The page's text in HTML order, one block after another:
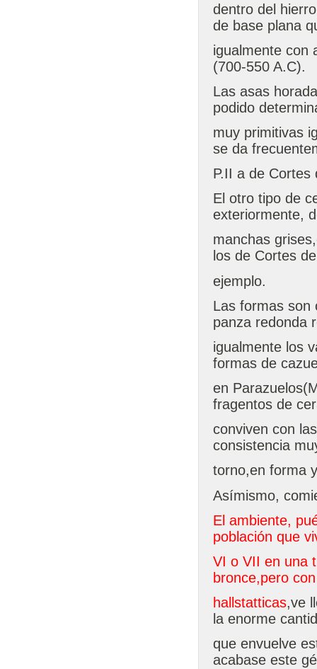
dentro del
de base plana
igualmente con
(700-550 A.C).
Las asas
podido
muy primitivas
se da
P.II a de Cortes
El otro tipo de
exteriormente,
manchas
los de Cortes
ejemplo.
Las formas son
panza redonda
igualmente los
formas de
en
fragentos de
conviven con
consistencia
torno,en forma
Asímismo,
El ambiente,
población que
VI o VII en una
bronce,pero
hallstatticas,ve
la enorme
que envuelve
acabase este